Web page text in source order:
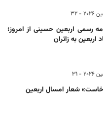
- 32
رسمی اربعین حسینی از امروز؛
به زائران
- 31
شعار امسال اربعین